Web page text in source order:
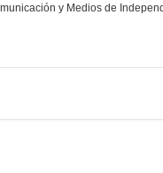
y Medios de